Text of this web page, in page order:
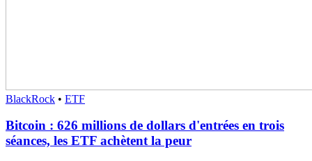
BlackRock • ETF
Bitcoin : 626 millions de dollars d'entrées en trois
séances, les ETF achètent la peur